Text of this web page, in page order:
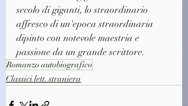
secolo di giganti, lo straordinario
affresco di un'epoca straordinaria
dipinto con notevole maestria e
passione da un grande scrittore.
Romanzo autobiografico
Classici lett. straniera